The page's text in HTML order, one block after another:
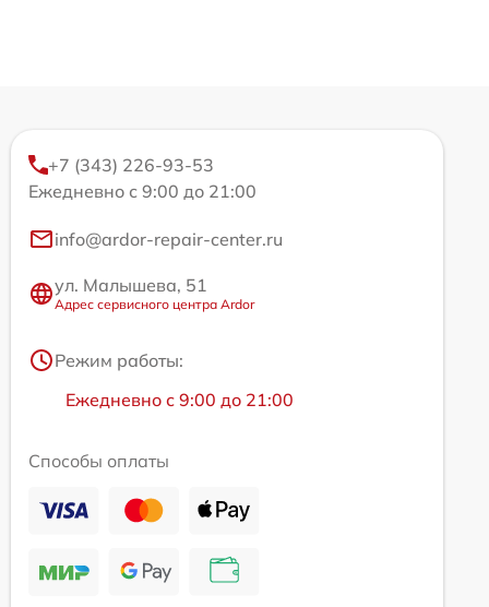
+7 (343) 226-93-53
Ежедневно с 9:00 до 21:00
info@ardor-repair-center.ru
ул. Малышева, 51
Адрес сервисного центра Ardor
Режим работы:
Ежедневно с 9:00 до 21:00
Способы оплаты